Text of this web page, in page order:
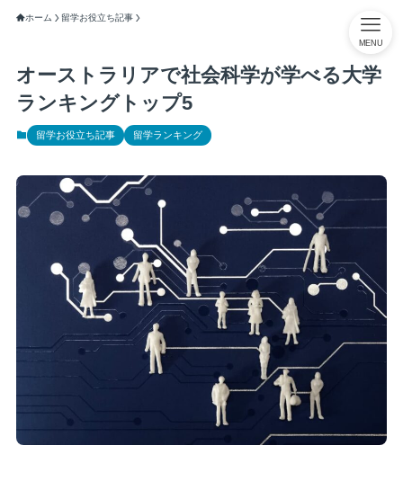
MENU
ホーム 留学お役立ち記事
オーストラリアで社会科学が学べる大学
ランキングトップ5
留学お役立ち記事 留学ランキング